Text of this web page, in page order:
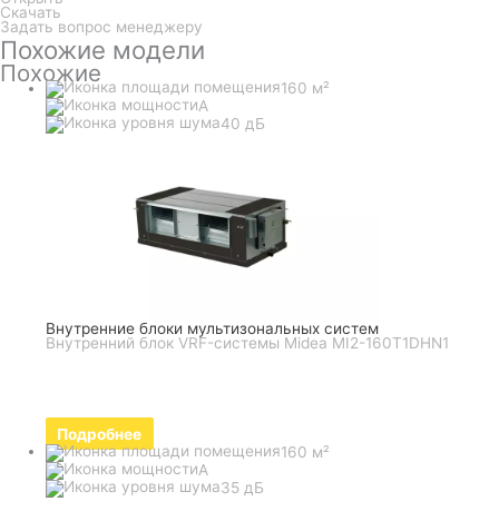
Скачать
Задать вопрос менеджеру
Похожие модели
Похожие
160 м²
A
40 дБ
Внутренние блоки мультизональных систем
Внутренний блок VRF-системы Midea MI2-160T1DHN1
Подробнее
160 м²
A
35 дБ